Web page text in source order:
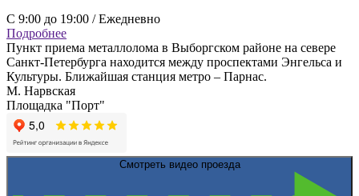
С 9:00 до 19:00 / Ежедневно
Подробнее
Пункт приема металлолома в Выборгском районе на севере
Санкт-Петербурга находится между проспектами Энгельса и
Культуры. Ближайшая станция метро – Парнас.
М. Нарвская
Площадка "Порт"
Смотреть видео проезда